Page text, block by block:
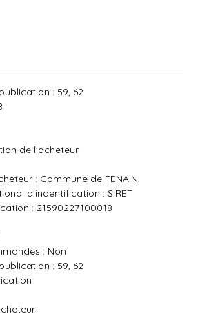
: 59, 62
de l'acheteur
: Commune de FENAIN
d'indentification : SIRET
: 21590227100018
: Non
: 59, 62
: